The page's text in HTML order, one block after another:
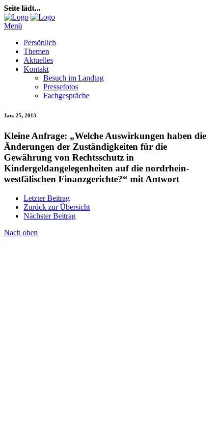
Seite lädt...
Menü
Persönlich
Themen
Aktuelles
Kontakt
Besuch im Landtag
Pressefotos
Fachgespräche
Jan. 25, 2013
Kleine Anfrage: „Welche Auswirkungen haben die
Änderungen der Zuständigkeiten für die
Gewährung von Rechtsschutz in
Kindergeldangelegenheiten auf die nordrhein-
westfälischen Finanzgerichte?“ mit Antwort
Letzter Beitrag
Zurück zur Übersicht
Nächster Beitrag
Nach oben